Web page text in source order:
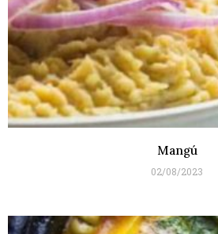
Mangú
02/08/2023